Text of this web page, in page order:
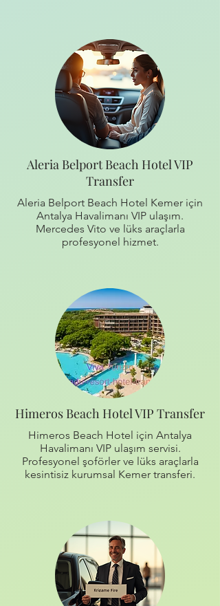
Aleria Belport Beach Hotel VIP
Transfer
Aleria Belport Beach Hotel Kemer için
Antalya Havalimanı VIP ulaşım.
Mercedes Vito ve lüks araçlarla
profesyonel hizmet.
Himeros Beach Hotel VIP Transfer
Himeros Beach Hotel için Antalya
Havalimanı VIP ulaşım servisi.
Profesyonel şoförler ve lüks araçlarla
kesintisiz kurumsal Kemer transferi.